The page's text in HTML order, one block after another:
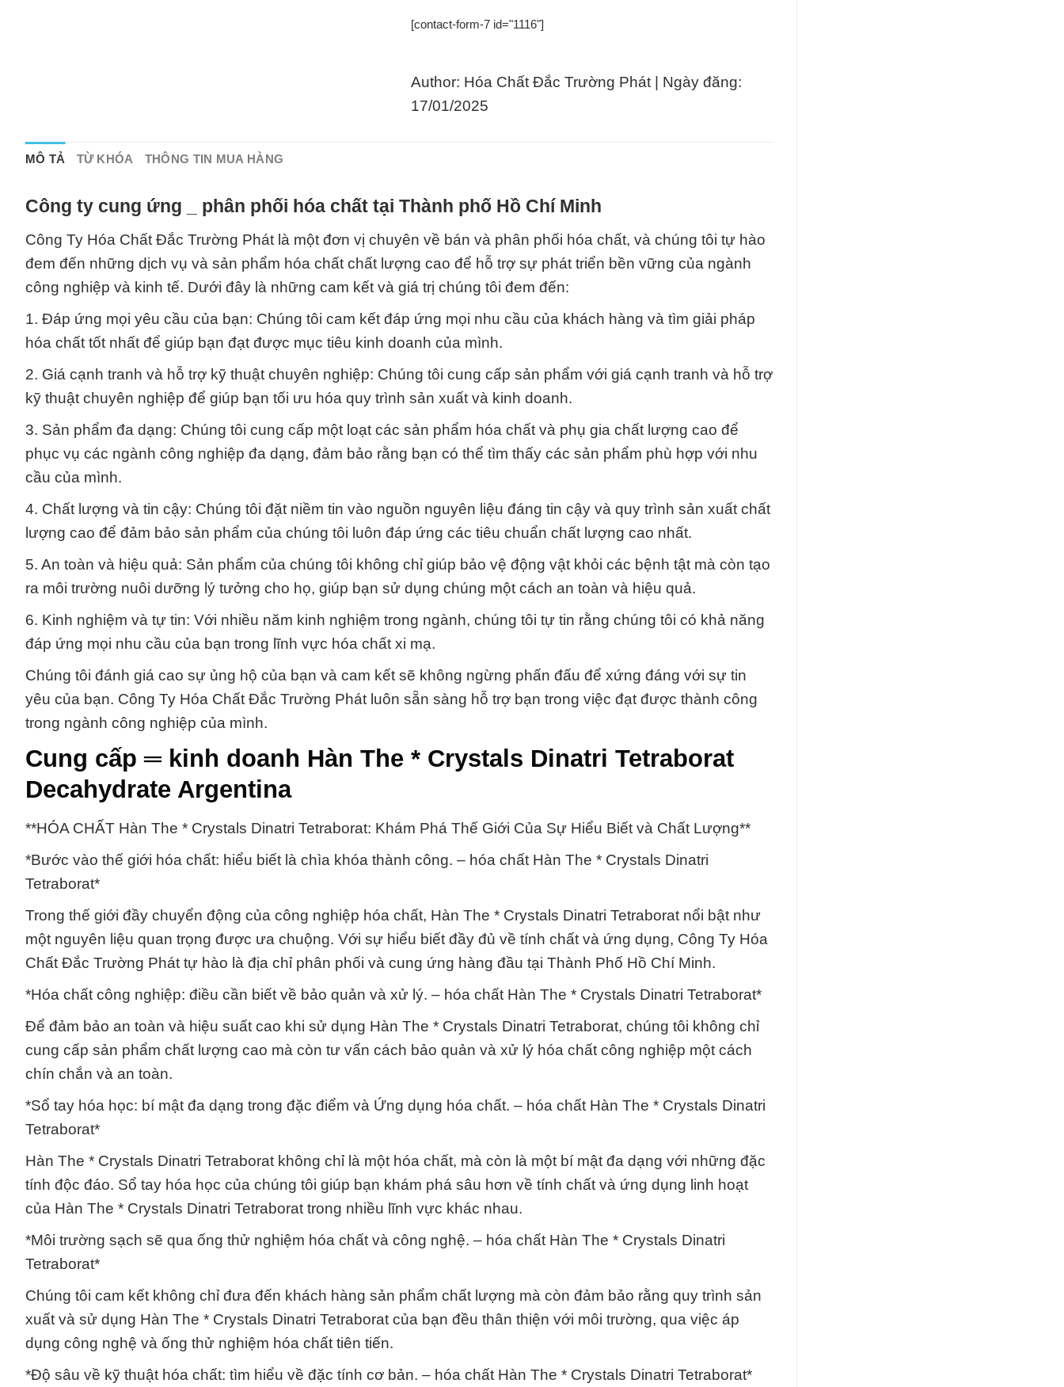
[contact-form-7 id="1116"]
Author: Hóa Chất Đắc Trường Phát | Ngày đăng:
17/01/2025
MÔ TẢ TỪ KHÓA THÔNG TIN MUA HÀNG
Công ty cung ứng _ phân phối hóa chất tại Thành phố Hồ Chí Minh
Công Ty Hóa Chất Đắc Trường Phát là một đơn vị chuyên về bán và phân phối hóa chất, và chúng tôi tự hào
đem đến những dịch vụ và sản phẩm hóa chất chất lượng cao để hỗ trợ sự phát triển bền vững của ngành
công nghiệp và kinh tế. Dưới đây là những cam kết và giá trị chúng tôi đem đến:
1. Đáp ứng mọi yêu cầu của bạn: Chúng tôi cam kết đáp ứng mọi nhu cầu của khách hàng và tìm giải pháp
hóa chất tốt nhất để giúp bạn đạt được mục tiêu kinh doanh của mình.
2. Giá cạnh tranh và hỗ trợ kỹ thuật chuyên nghiệp: Chúng tôi cung cấp sản phẩm với giá cạnh tranh và hỗ trợ
kỹ thuật chuyên nghiệp để giúp bạn tối ưu hóa quy trình sản xuất và kinh doanh.
3. Sản phẩm đa dạng: Chúng tôi cung cấp một loạt các sản phẩm hóa chất và phụ gia chất lượng cao để
phục vụ các ngành công nghiệp đa dạng, đảm bảo rằng bạn có thể tìm thấy các sản phẩm phù hợp với nhu
cầu của mình.
4. Chất lượng và tin cậy: Chúng tôi đặt niềm tin vào nguồn nguyên liệu đáng tin cậy và quy trình sản xuất chất
lượng cao để đảm bảo sản phẩm của chúng tôi luôn đáp ứng các tiêu chuẩn chất lượng cao nhất.
5. An toàn và hiệu quả: Sản phẩm của chúng tôi không chỉ giúp bảo vệ động vật khỏi các bệnh tật mà còn tạo
ra môi trường nuôi dưỡng lý tưởng cho họ, giúp bạn sử dụng chúng một cách an toàn và hiệu quả.
6. Kinh nghiệm và tự tin: Với nhiều năm kinh nghiệm trong ngành, chúng tôi tự tin rằng chúng tôi có khả năng
đáp ứng mọi nhu cầu của bạn trong lĩnh vực hóa chất xi mạ.
Chúng tôi đánh giá cao sự ủng hộ của bạn và cam kết sẽ không ngừng phấn đấu để xứng đáng với sự tin
yêu của bạn. Công Ty Hóa Chất Đắc Trường Phát luôn sẵn sàng hỗ trợ bạn trong việc đạt được thành công
trong ngành công nghiệp của mình.
Cung cấp ═ kinh doanh Hàn The * Crystals Dinatri Tetraborat
Decahydrate Argentina
**HÓA CHẤT Hàn The * Crystals Dinatri Tetraborat: Khám Phá Thế Giới Của Sự Hiểu Biết và Chất Lượng**
*Bước vào thế giới hóa chất: hiểu biết là chìa khóa thành công. – hóa chất Hàn The * Crystals Dinatri
Tetraborat*
Trong thế giới đầy chuyển động của công nghiệp hóa chất, Hàn The * Crystals Dinatri Tetraborat nổi bật như
một nguyên liệu quan trọng được ưa chuộng. Với sự hiểu biết đầy đủ về tính chất và ứng dụng, Công Ty Hóa
Chất Đắc Trường Phát tự hào là địa chỉ phân phối và cung ứng hàng đầu tại Thành Phố Hồ Chí Minh.
*Hóa chất công nghiệp: điều cần biết về bảo quản và xử lý. – hóa chất Hàn The * Crystals Dinatri Tetraborat*
Để đảm bảo an toàn và hiệu suất cao khi sử dụng Hàn The * Crystals Dinatri Tetraborat, chúng tôi không chỉ
cung cấp sản phẩm chất lượng cao mà còn tư vấn cách bảo quản và xử lý hóa chất công nghiệp một cách
chín chắn và an toàn.
*Sổ tay hóa học: bí mật đa dạng trong đặc điểm và Ứng dụng hóa chất. – hóa chất Hàn The * Crystals Dinatri
Tetraborat*
Hàn The * Crystals Dinatri Tetraborat không chỉ là một hóa chất, mà còn là một bí mật đa dạng với những đặc
tính độc đáo. Sổ tay hóa học của chúng tôi giúp bạn khám phá sâu hơn về tính chất và ứng dụng linh hoạt
của Hàn The * Crystals Dinatri Tetraborat trong nhiều lĩnh vực khác nhau.
*Môi trường sạch sẽ qua ống thử nghiệm hóa chất và công nghệ. – hóa chất Hàn The * Crystals Dinatri
Tetraborat*
Chúng tôi cam kết không chỉ đưa đến khách hàng sản phẩm chất lượng mà còn đảm bảo rằng quy trình sản
xuất và sử dụng Hàn The * Crystals Dinatri Tetraborat của bạn đều thân thiện với môi trường, qua việc áp
dụng công nghệ và ống thử nghiệm hóa chất tiên tiến.
*Độ sâu về kỹ thuật hóa chất: tìm hiểu về đặc tính cơ bản. – hóa chất Hàn The * Crystals Dinatri Tetraborat*